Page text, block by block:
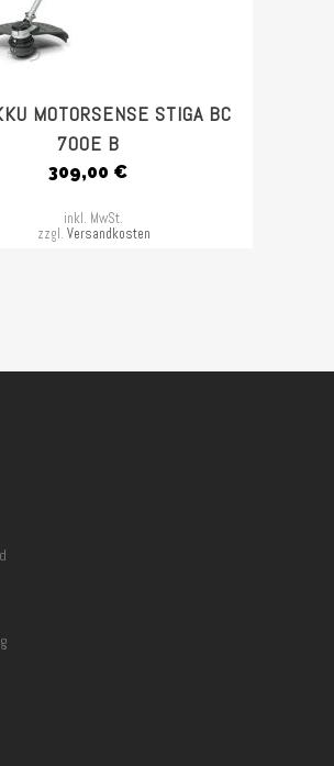
MOTORSENSE STIGA BC
700E B
309,00 €
inkl. MwSt.
zzgl. Versandkosten